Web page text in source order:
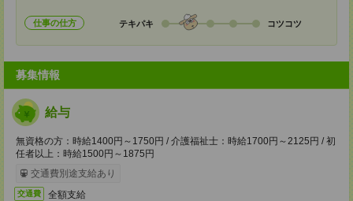
仕事の仕方 テキパキ コツコツ
募集情報
給与
無資格の方：時給1400円～1750円 / 介護福祉士：時給1700円～2125円 / 初
任者以上：時給1500円～1875円
交通費別途支給あり
交通費 全額支給